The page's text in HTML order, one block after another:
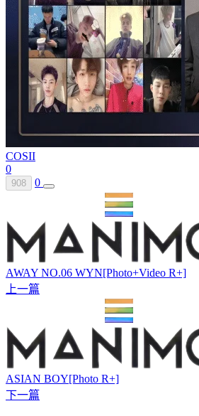
COSII
0
908 0
AWAY NO.06 WYN[Photo+Video R+]
上一篇
ASIAN BOY[Photo R+]
下一篇